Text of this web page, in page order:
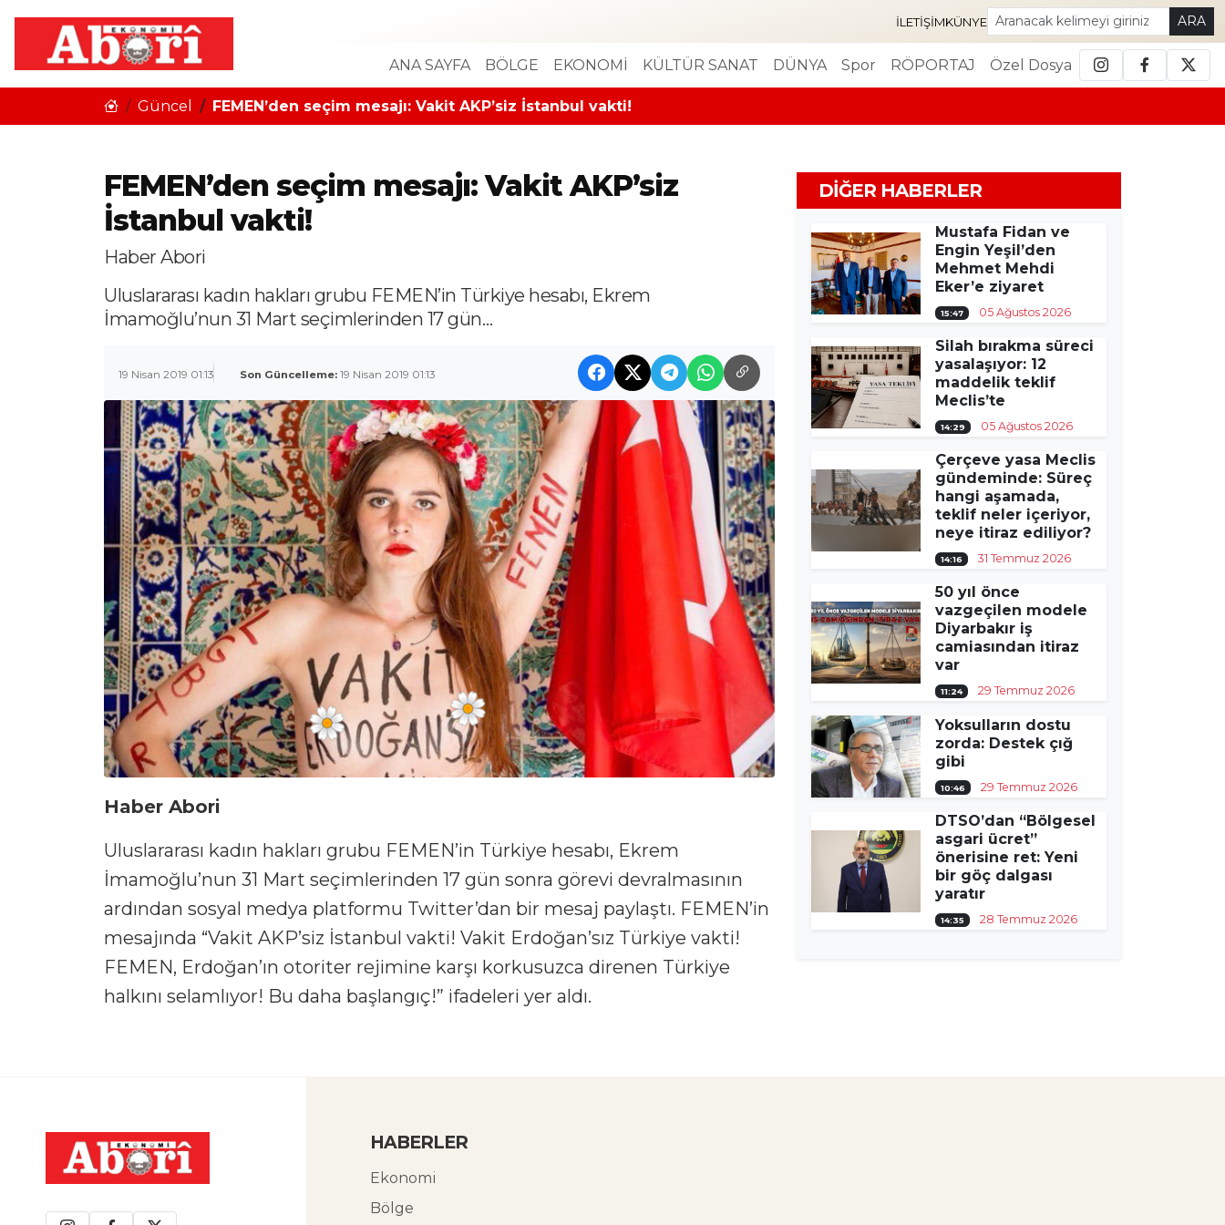
İLETIŞIMKÜNYE ARA
ANA SAYFA BÖLGE EKONOMİ KÜLTÜR SANAT DÜNYA Spor RÖPORTAJ Özel Dosya
Güncel FEMEN’den seçim mesajı: Vakit AKP’siz İstanbul vakti!
FEMEN’den seçim mesajı: Vakit AKP’siz
İstanbul vakti!
Haber Abori
Uluslararası kadın hakları grubu FEMEN’in Türkiye hesabı, Ekrem
İmamoğlu’nun 31 Mart seçimlerinden 17 gün…
19 Nisan 2019 01:13 Son Güncelleme: 19 Nisan 2019 01:13
Haber Abori
Uluslararası kadın hakları grubu FEMEN’in Türkiye hesabı, Ekrem
İmamoğlu’nun 31 Mart seçimlerinden 17 gün sonra görevi devralmasının
ardından sosyal medya platformu Twitter’dan bir mesaj paylaştı. FEMEN’in
mesajında “Vakit AKP’siz İstanbul vakti! Vakit Erdoğan’sız Türkiye vakti!
FEMEN, Erdoğan’ın otoriter rejimine karşı korkusuzca direnen Türkiye
halkını selamlıyor! Bu daha başlangıç!” ifadeleri yer aldı.
DIĞER HABERLER
Mustafa Fidan ve
Engin Yeşil’den
Mehmet Mehdi
Eker’e ziyaret
15:47 05 Ağustos 2026
Silah bırakma süreci
yasalaşıyor: 12
maddelik teklif
Meclis’te
14:29 05 Ağustos 2026
Çerçeve yasa Meclis
gündeminde: Süreç
hangi aşamada,
teklif neler içeriyor,
neye itiraz ediliyor?
14:16 31 Temmuz 2026
50 yıl önce
vazgeçilen modele
Diyarbakır iş
camiasından itiraz
var
11:24 29 Temmuz 2026
Yoksulların dostu
zorda: Destek çığ
gibi
10:46 29 Temmuz 2026
DTSO’dan “Bölgesel
asgari ücret”
önerisine ret: Yeni
bir göç dalgası
yaratır
14:35 28 Temmuz 2026
HABERLER
Ekonomi
Bölge